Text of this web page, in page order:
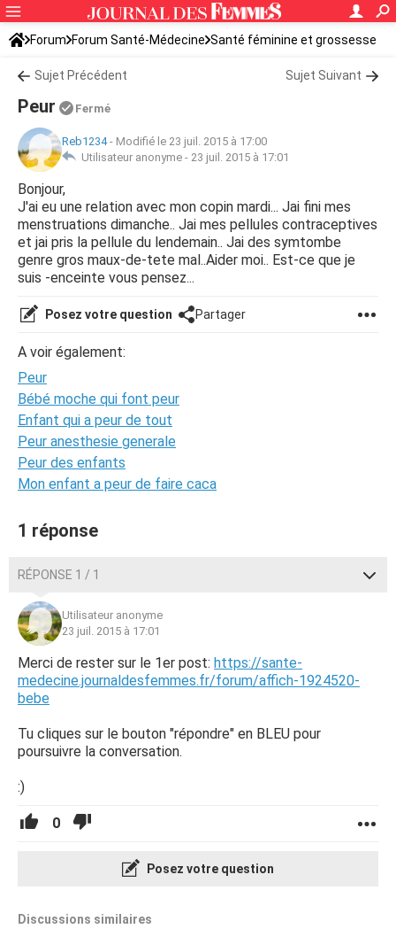
Forum Forum Santé-Médecine Santé féminine et grossesse
Ovulation
Sujet Précédent Sujet Suivant
Peur Fermé
Reb1234- Modifié le 23 juil. 2015 à 17:00
Utilisateur anonyme - 23 juil. 2015 à 17:01
Bonjour,
J'ai eu une relation avec mon copin mardi... Jai fini mes
menstruations dimanche.. Jai mes pellules contraceptives
et jai pris la pellule du lendemain.. Jai des symtombe
genre gros maux-de-tete mal..Aider moi.. Est-ce que je
suis -enceinte vous pensez...
Posez votre question Partager
A voir également:
Peur
Bébé moche qui font peur
Enfant qui a peur de tout
Peur anesthesie generale
Peur des enfants
Mon enfant a peur de faire caca
1 réponse
RÉPONSE 1 / 1
Utilisateur anonyme
23 juil. 2015 à 17:01
Merci de rester sur le 1er post: https://sante-
medecine.journaldesfemmes.fr/forum/affich-1924520-
bebe
Tu cliques sur le bouton "répondre" en BLEU pour
poursuivre la conversation.
:)
0
Posez votre question
Discussions similaires